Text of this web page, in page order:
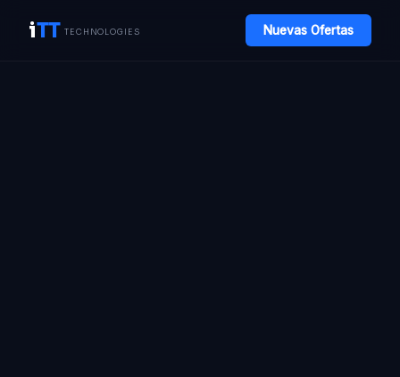
iTT TECHNOLOGIES Nuevas Ofertas